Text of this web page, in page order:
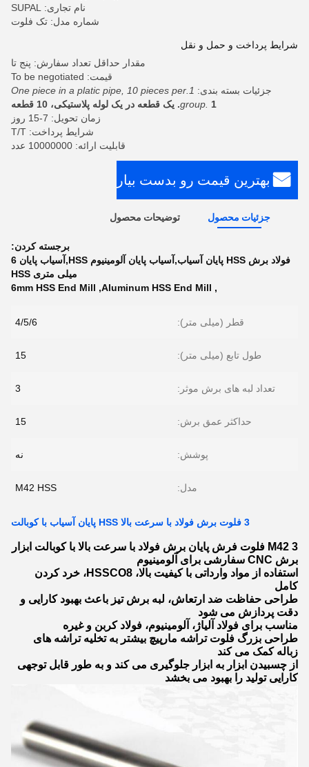
نام تجاری: SUPAL
شماره مدل: تک فلوت
شرایط پرداخت و حمل و نقل
مقدار حداقل تعداد سفارش: پنج تا
قیمت: To be negotiated
جزئیات بسته بندی:
1.One piece in a platic pipe, 10 pieces per
group. 1. یک قطعه در یک لوله پلاستیکی، 10 قطعه
زمان تحویل: 7-15 روز
شرایط پرداخت: T/T
قابلیت ارائه: 10000000 عدد
بهترین قیمت رو بدست بیار
جزئیات محصول توضیحات محصول
برجسته کردن:
فولاد برش HSS پایان آسیاب,آسیاب پایان آلومینیوم HSS,آسیاب پایان 6
میلی متری HSS
,
Aluminum HSS End Mill
,
6mm HSS End Mill
قطر (میلی متر): 4/5/6
طول تابع (میلی متر): 15
تعداد لبه های برش موثر: 3
حداکثر عمق برش: 15
پوشش: نه
مدل: M42 HSS
3 فلوت برش فولاد با سرعت بالا HSS پایان آسیاب با کوبالت
M42 3 فلوت فرش پایان برش فولاد با سرعت بالا با کوبالت ابزار
برش CNC سفارشی برای آلومینیوم
استفاده از مواد وارداتی با کیفیت بالا، HSSCO8، خرد کردن
کامل
طراحی حفاظت ضد ارتعاش، لبه برش تیز باعث بهبود کارایی و
دقت پردازش می شود
مناسب برای فولاد آلیاژ، آلومینیوم، فولاد کربن و غیره
طراحی بزرگ فلوت تراشه مارپیچ بیشتر به تخلیه تراشه های
زباله کمک می کند
از چسبیدن ابزار به ابزار جلوگیری می کند و به طور قابل توجهی
کارایی تولید را بهبود می بخشد